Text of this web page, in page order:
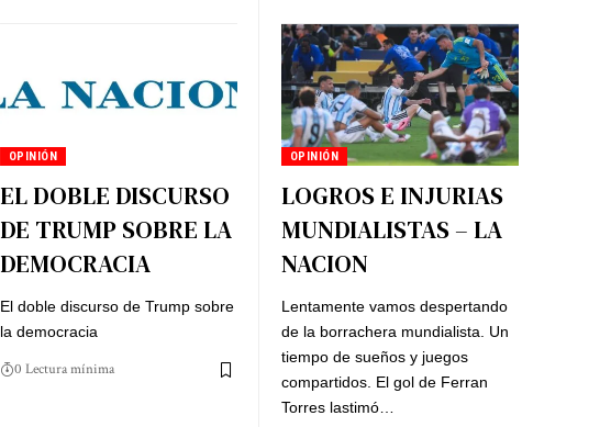
OPINIÓN
EL DOBLE DISCURSO
DE TRUMP SOBRE LA
DEMOCRACIA
El doble discurso de Trump sobre
la democracia
0 Lectura mínima
OPINIÓN
LOGROS E INJURIAS
MUNDIALISTAS – LA
NACION
Lentamente vamos despertando
de la borrachera mundialista. Un
tiempo de sueños y juegos
compartidos. El gol de Ferran
Torres lastimó…